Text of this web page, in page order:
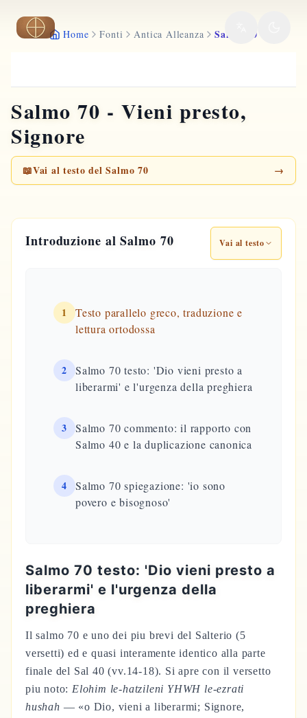
Vai al contenuto principale
Home Fonti Antica Alleanza Salmo 70
Salmo 70 - Vieni presto,
Signore
📖Vai al testo del Salmo 70 →
Introduzione al Salmo 70 Vai al testo
1
Testo parallelo greco, traduzione e
lettura ortodossa
2
Salmo 70 testo: 'Dio vieni presto a
liberarmi' e l'urgenza della preghiera
3
Salmo 70 commento: il rapporto con
Salmo 40 e la duplicazione canonica
4
Salmo 70 spiegazione: 'io sono
povero e bisognoso'
Salmo 70 testo: 'Dio vieni presto a
liberarmi' e l'urgenza della
preghiera
Il salmo 70 e uno dei piu brevi del Salterio (5
versetti) ed e quasi interamente identico alla parte
finale del Sal 40 (vv.14-18). Si apre con il versetto
piu noto: Elohim le-hatzileni YHWH le-ezrati
hushah — «o Dio, vieni a liberarmi; Signore,